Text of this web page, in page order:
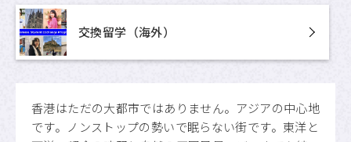
交換留学（海外）
香港はただの大都市ではありません。アジアの中心地
です。ノンストップの勢いで眠らない街です。東洋と